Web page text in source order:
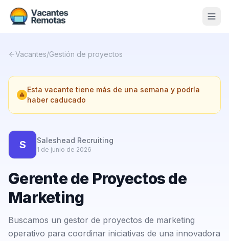
Nosotros
Contacto
Calculadora Freelance
Vacantes/Gestión de proyectos
Esta vacante tiene más de una semana y podría
haber caducado
S Saleshead Recruiting
1 de junio de 2026
Gerente de Proyectos de
Marketing
Buscamos un gestor de proyectos de marketing
operativo para coordinar iniciativas de una innovadora